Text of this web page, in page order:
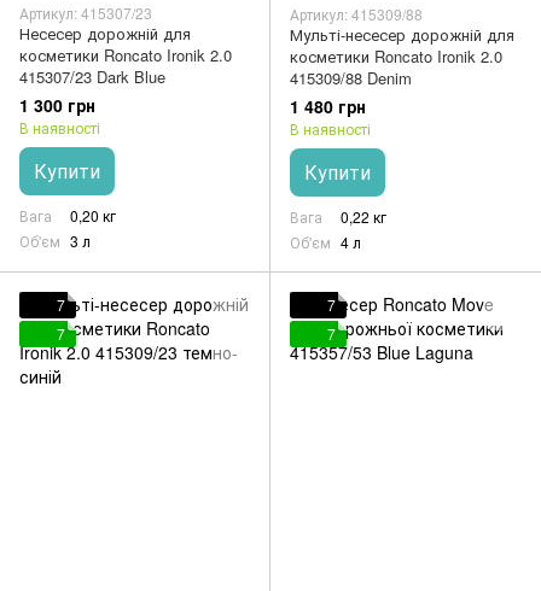
Артикул: 415307/23
Несесер дорожній для
косметики Roncato Ironik 2.0
415307/23 Dark Blue
1 300 грн
В наявності
Купити
Вага
0,20 кг
Об'єм 3 л
Артикул: 415309/88
Мульті-несесер дорожній для
косметики Roncato Ironik 2.0
415309/88 Denim
1 480 грн
В наявності
Купити
Вага
0,22 кг
Об'єм 4 л
7
7
7
7